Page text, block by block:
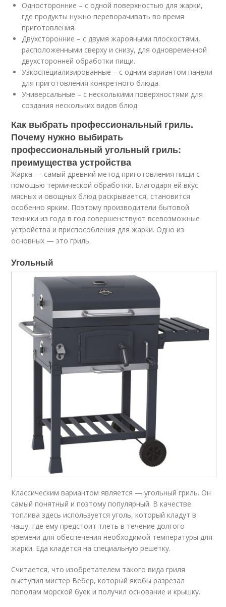
Односторонние – с одной поверхностью для жарки,
где продукты нужно переворачивать во время
приготовления.
Двухсторонние – с двумя жарояными плоскостями,
расположенными сверху и снизу, для одновременной
двухсторонней обработки пищи.
Узкоспециализированные – с одним вариантом панели
для приготовления конкретного блюда.
Универсальные – с несколькими поверхностями для
создания нескольких видов блюд.
Как выбрать профессиональный гриль.
Почему нужно выбирать
профессиональный угольный гриль:
преимущества устройства
Жарка — самый древний метод приготовления пищи с
помощью термической обработки. Благодаря ей вкус
мясных и овощных блюд раскрывается, становится
особенно ярким. Поэтому производители бытовой
техники из года в год совершенствуют всевозможные
устройства и приспособления для жарки. Одно из
основных — это гриль.
Угольный
Классическим вариантом является — угольный гриль. Он
самый понятный и поэтому популярный. В качестве
топлива здесь используется уголь, который кладут в
чашу, где ему предстоит тлеть в течение долгого
времени для обеспечения необходимой температуры для
жарки. Еда кладется на специальную решетку.
Считается, что изобретателем такого вида гриля
выступил мистер Вебер, который якобы разрезал
пополам морской буек и получил основание и крышку.